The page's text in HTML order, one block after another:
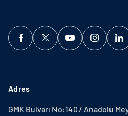
Adres
GMK Bulvarı No:140 / Anadolu